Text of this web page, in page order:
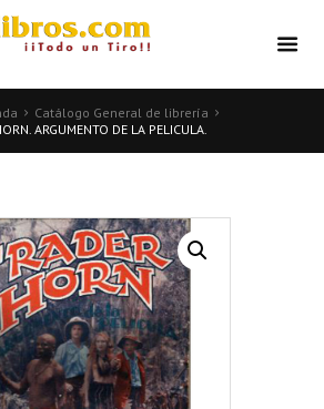
Catálogo General de librería
ARGUMENTO DE LA PELICULA.